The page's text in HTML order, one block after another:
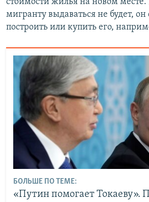
стоимости жилья на новом
мигранту выдаваться не будет,
построить или купить его,
БОЛЬШЕ ПО ТЕМЕ:
«Путин помогает Токаеву».